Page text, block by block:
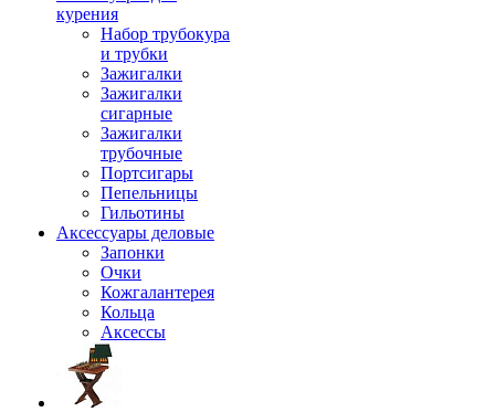
курения
Набор трубокура
и трубки
Зажигалки
Зажигалки
сигарные
Зажигалки
трубочные
Портсигары
Пепельницы
Гильотины
Аксессуары деловые
Запонки
Очки
Кожгалантерея
Кольца
Аксессы